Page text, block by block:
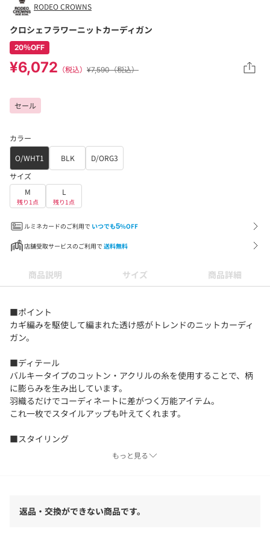
RODEO CROWNS
クロシェフラワーニットカーディガン
20％OFF
¥6,072 （税込） ¥7,590（税込）
セール
カラー
O/WHT1
BLK
D/ORG3
サイズ
M
残り1点
L
残り1点
ルミネカードのご利用で いつでも5%OFF
店舗受取サービスのご利用で 送料無料
商品説明 サイズ 商品詳細
■ポイント
カギ編みを駆使して編まれた透け感がトレンドのニットカーディ
ガン。
■ディテール
バルキータイプのコットン・アクリルの糸を使用することで、柄
に膨らみを生み出しています。
羽織るだけでコーディネートに差がつく万能アイテム。
これ一枚でスタイルアップも叶えてくれます。
■スタイリング
Tシャツとデニムを合わせたカジュアルなコーディネートがおすす
もっと見る
返品・交換ができない商品です。